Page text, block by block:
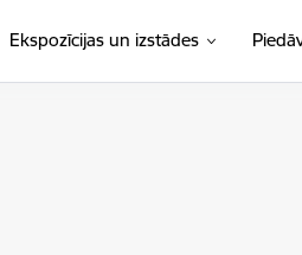
Ekspozīcijas un izstādes